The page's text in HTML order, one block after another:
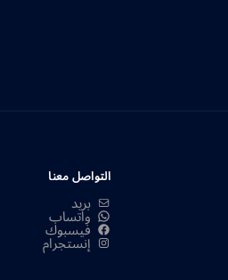
التواصل معنا
بريد
واتساب
فيسبوك
إنستجرام